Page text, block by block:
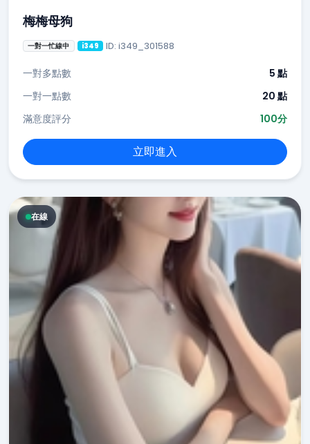
梅梅母狗
一對一忙線中 i349 ID: i349_301588
一對多點數
5 點
一對一點數
20 點
滿意度評分
100分
立即進入
在線